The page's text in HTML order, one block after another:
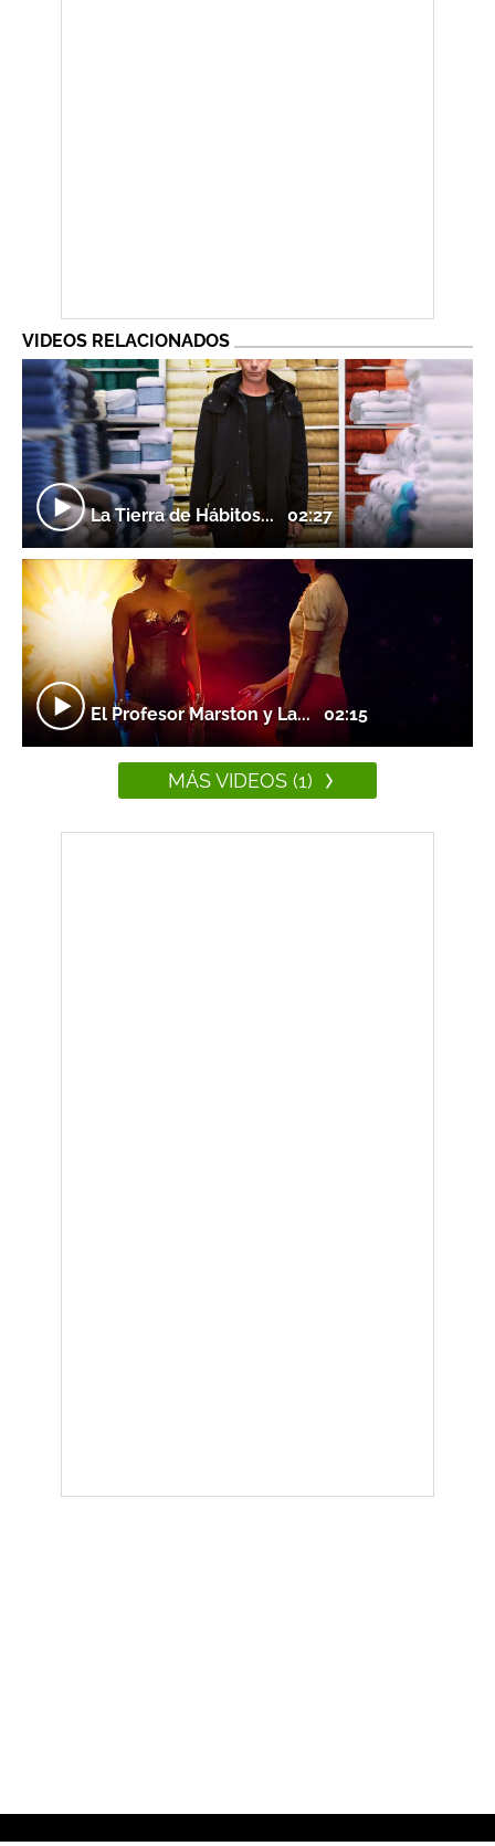
VIDEOS RELACIONADOS
La Tierra de Hábitos... 02:27
El Profesor Marston y La...02:15
MÁS VIDEOS (1)